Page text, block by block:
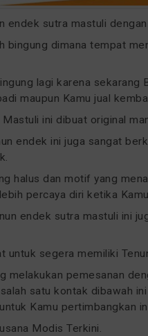
endek sutra mastuli
bingung dimana tempat
lagi karena sekarang
maupun Kamu jual
Mastuli ini dibuat original
endek ini juga sangat
halus dan motif yang
percaya diri ketika
endek sutra mastuli ini
untuk segera memiliki
melakukan pemesanan
satu kontak dibawah
Kamu pertimbangkan
Modis Terkini.